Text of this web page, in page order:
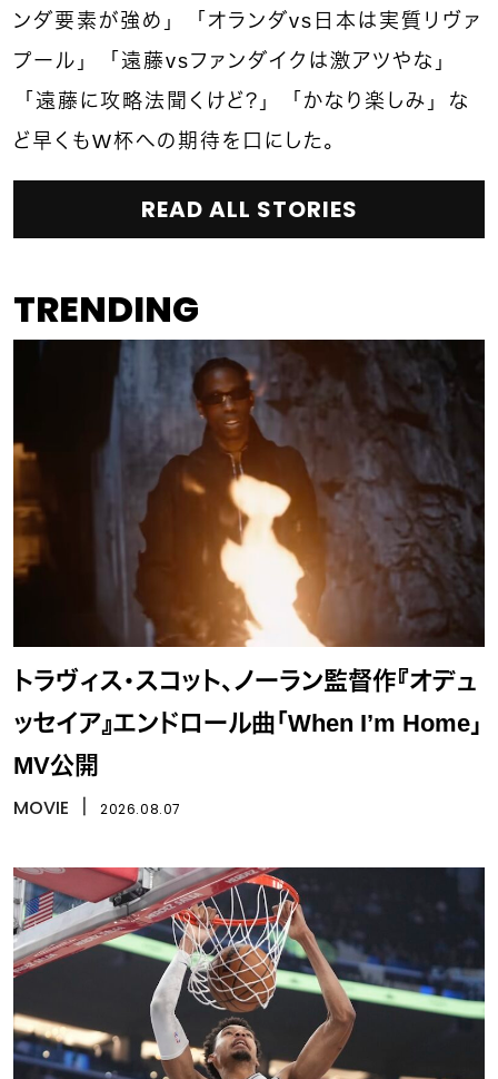
ンダ要素が強め」「オランダvs日本は実質リヴァ
プール」「遠藤vsファンダイクは激アツやな」
「遠藤に攻略法聞くけど？」「かなり楽しみ」な
ど早くもW杯への期待を口にした。
READ ALL STORIES
TRENDING
トラヴィス・スコット、ノーラン監督作『オデュ
ッセイア』エンドロール曲「When I’m Home」
MV公開
MOVIE 2026.08.07